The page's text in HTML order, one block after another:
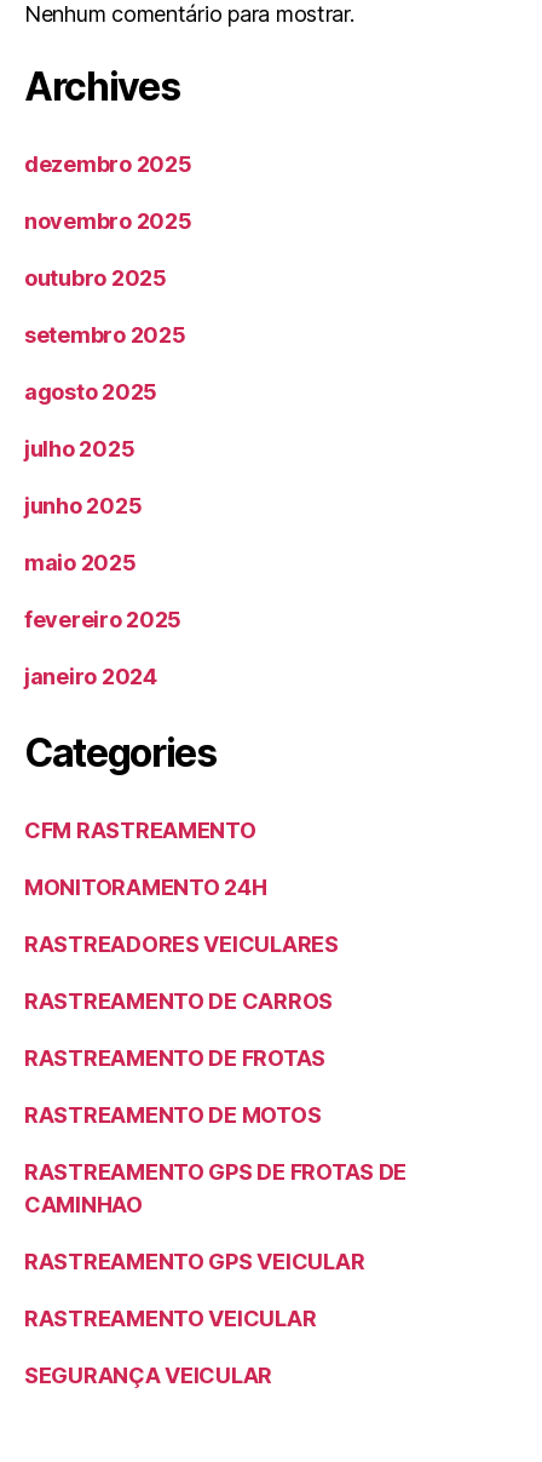
Nenhum comentário para mostrar.
Archives
dezembro 2025
novembro 2025
outubro 2025
setembro 2025
agosto 2025
julho 2025
junho 2025
maio 2025
fevereiro 2025
janeiro 2024
Categories
CFM RASTREAMENTO
MONITORAMENTO 24H
RASTREADORES VEICULARES
RASTREAMENTO DE CARROS
RASTREAMENTO DE FROTAS
RASTREAMENTO DE MOTOS
RASTREAMENTO GPS DE FROTAS DE
CAMINHAO
RASTREAMENTO GPS VEICULAR
RASTREAMENTO VEICULAR
SEGURANÇA VEICULAR